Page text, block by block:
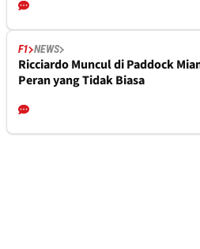
F1 NEWS
Ricciardo Muncul di Paddock
Peran yang Tidak Biasa